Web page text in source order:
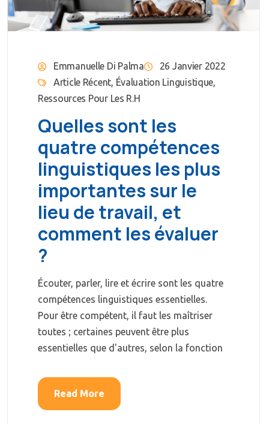
Emmanuelle Di Palma
26 Janvier 2022
Article Récent, Évaluation Linguistique,
Ressources Pour Les R.H
Quelles sont les
quatre compétences
linguistiques les plus
importantes sur le
lieu de travail, et
comment les évaluer
?
Écouter, parler, lire et écrire sont les quatre
compétences linguistiques essentielles.
Pour être compétent, il faut les maîtriser
toutes ; certaines peuvent être plus
essentielles que d'autres, selon la fonction
Read More